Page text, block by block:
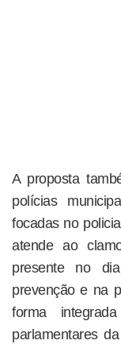
A proposta
polícias
focadas no
atende ao
presente no
prevenção e na
forma
parlamentares